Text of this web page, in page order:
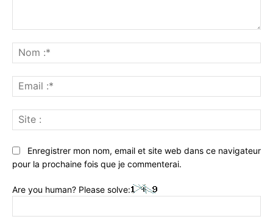
:*
:*
:
Enregistrer mon nom, email et site web dans ce navigateur
pour la prochaine fois que je commenterai.
Are you human? Please solve: